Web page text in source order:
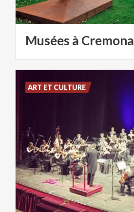
Musées à Cremona
ART ET CULTURE